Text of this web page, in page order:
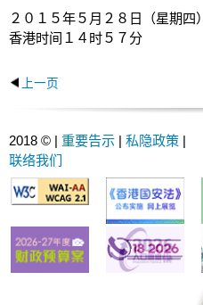
２０１５年５月２８日（星期四）
香港时间１４时５７分
上一页
2018 © | 重要告示 | 私隐政策 |
联络我们